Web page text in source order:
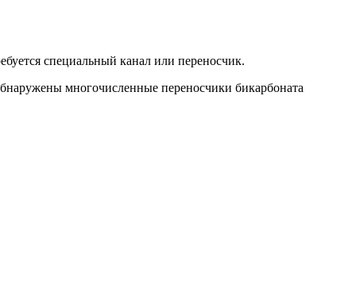
специальный канал или переносчик.
многочисленные переносчики бикарбоната